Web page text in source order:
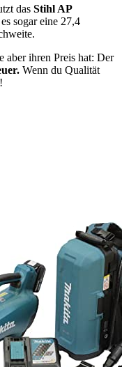
das Stihl AP
sogar eine 27,4
aber ihren Preis hat: Der
Wenn du Qualität